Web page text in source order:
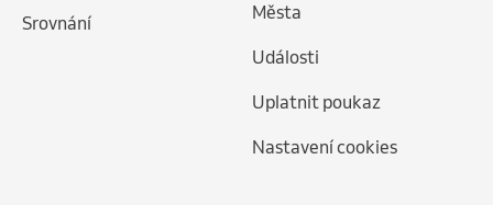
Srovnání Města
Události
Uplatnit poukaz
Nastavení cookies